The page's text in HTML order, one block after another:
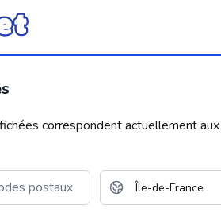
correspondent actuellement